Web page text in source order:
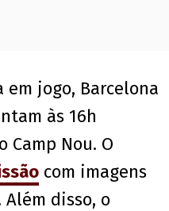
jogo, Barcelona
às 16h
Camp Nou. O
com imagens
Além disso, o